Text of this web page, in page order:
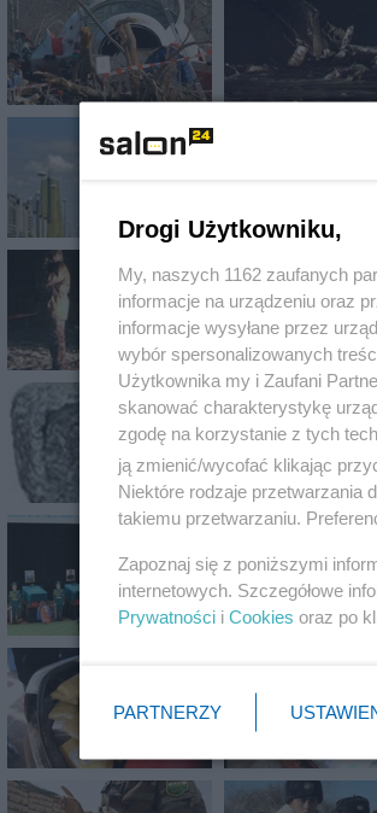
Drogi Użytkowniku,
My, naszych 1162 zaufanych
informacje na urządzeniu oraz
informacje wysyłane przez
wybór spersonalizowanych
Użytkownika my i Zaufani
skanować charakterystykę
zgodę na korzystanie z tych
ją zmienić/wycofać klikając
Niektóre rodzaje przetwarzania
takiemu przetwarzaniu.
Zapoznaj się z poniższymi
internetowych. Szczegółowe
Prywatności i Cookies oraz po
PARTNERZY